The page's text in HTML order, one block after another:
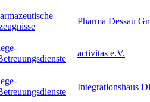
Pharma Dessau
activitas e.V.
Integrationshaus